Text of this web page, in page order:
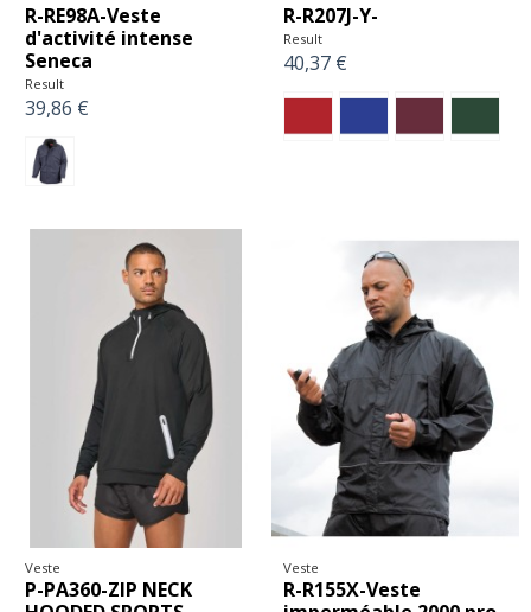
R-RE98A-Veste
d'activité intense
Seneca
Result
39,86 €
R-R207J-Y-
Result
40,37 €
Veste
P-PA360-ZIP NECK
Veste
R-R155X-Veste